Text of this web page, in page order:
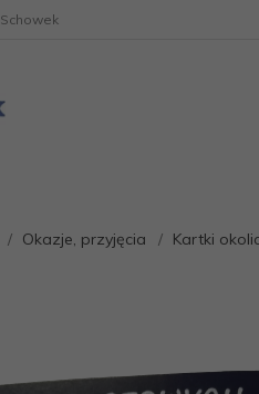
Schowek
Okazje, przyjęcia Kartki